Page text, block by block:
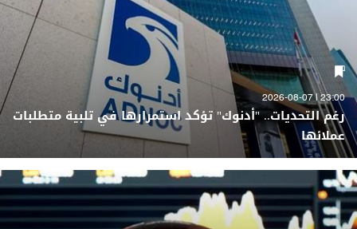
23:00 | 2026-08-07
رغم التحديات.. "أدنوك" تؤكد استمرارها في تلبية متطلبات
عملائها